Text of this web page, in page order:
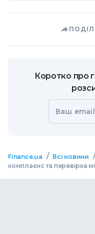
Коротко про
Ваш email
Finance.ua / Всі новини /
комплаєнс та перевірка